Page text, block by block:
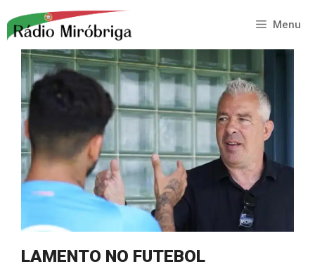
para
conteúdo
Menu
LAMENTO NO FUTEBOL